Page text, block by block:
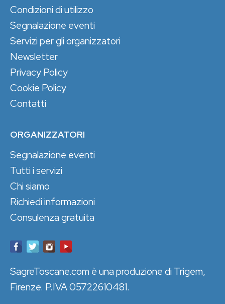
Condizioni di utilizzo
Segnalazione eventi
Servizi per gli organizzatori
Newsletter
Privacy Policy
Cookie Policy
Contatti
ORGANIZZATORI
Segnalazione eventi
Tutti i servizi
Chi siamo
Richiedi informazioni
Consulenza gratuita
SagreToscane.com è una produzione di Trigem,
Firenze. P.IVA 05722610481.